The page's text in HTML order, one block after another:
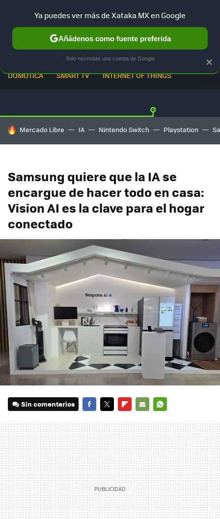
DOMÓTICA SMART TV INTERNET OF THINGS
HOY SE HABLA DE
Mercado Libre IA Nintendo Switch Playstation
Samsung quiere que la IA se
encargue de hacer todo en casa:
Vision AI es la clave para el hogar
conectado
Sin comentarios
MAIL
×
Ya puedes ver más de Xataka MX en Google
Añádenos como fuente preferida
Solo necesitas una cuenta de Google